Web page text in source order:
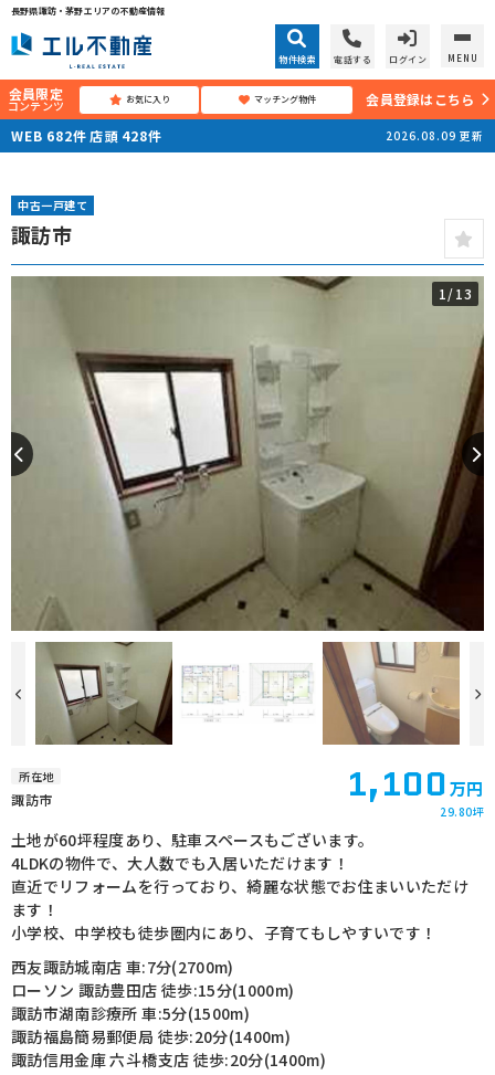
長野県諏訪・茅野エリアの不動産情報
物件検索 電話する ログイン MENU
会員限定
コンテンツ お気に入り マッチング物件
会員登録はこちら
WEB 682件 店頭 428件 2026.08.09 更新
中古一戸建て
諏訪市
1/13
所在地
諏訪市 1,100万円
29.80坪
土地が60坪程度あり、駐車スペースもございます。
4LDKの物件で、大人数でも入居いただけます！
直近でリフォームを行っており、綺麗な状態でお住まいいただけ
ます！
小学校、中学校も徒歩圏内にあり、子育てもしやすいです！
西友諏訪城南店 車:7分(2700m)
ローソン 諏訪豊田店 徒歩:15分(1000m)
諏訪市湖南診療所 車:5分(1500m)
諏訪福島簡易郵便局 徒歩:20分(1400m)
諏訪信用金庫 六斗橋支店 徒歩:20分(1400m)